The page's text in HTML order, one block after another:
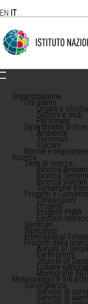
EN IT
Organizzazione
Chi siamo
Organi e
Sezioni e sedi
Personale
Dipartimenti di
Ambiente
Terremoti
Vulcani
Norme e
Ricerca
Temi di ricerca
Ricerca
Ricerca
Ricerca Vulcani
Tematiche
Progetti e
Convenzioni
Progetti
Progetti PNRR
Einstein
Seminari
Workshop
International
Prodotti della
Annals of
Earth-prints
Journal of
Collane
Monografie
Monitoraggio e
Sorveglianza
Servizio di
Servizio di